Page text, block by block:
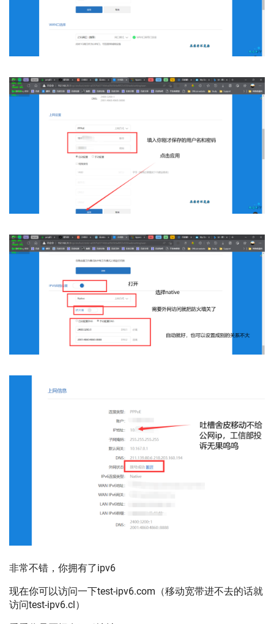
非常不错，你拥有了ipv6
现在你可以访问一下test-ipv6.com（移动宽带进不去的话就
访问test-ipv6.cl）